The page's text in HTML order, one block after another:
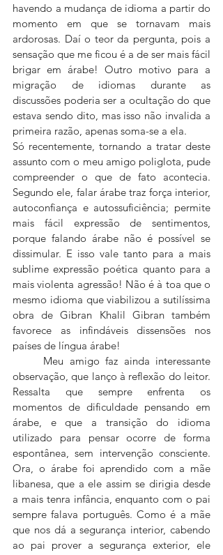
havendo a mudança de idioma a partir do
momento em que se tornavam mais
ardorosas. Daí o teor da pergunta, pois a
sensação que me ficou é a de ser mais fácil
brigar em árabe! Outro motivo para a
migração de idiomas durante as
discussões poderia ser a ocultação do que
estava sendo dito, mas isso não invalida a
primeira razão, apenas soma-se a ela.
Só recentemente, tornando a tratar deste
assunto com o meu amigo poliglota, pude
compreender o que de fato acontecia.
Segundo ele, falar árabe traz força interior,
autoconfiança e autossuficiência; permite
mais fácil expressão de sentimentos,
porque falando árabe não é possível se
dissimular. E isso vale tanto para a mais
sublime expressão poética quanto para a
mais violenta agressão! Não é à toa que o
mesmo idioma que viabilizou a sutilíssima
obra de Gibran Khalil Gibran também
favorece as infindáveis dissensões nos
países de língua árabe!
observação, que lanço à reflexão do leitor.
Ressalta que sempre enfrenta os
momentos de dificuldade pensando em
árabe, e que a transição do idioma
utilizado para pensar ocorre de forma
espontânea, sem intervenção consciente.
Ora, o árabe foi aprendido com a mãe
libanesa, que a ele assim se dirigia desde
a mais tenra infância, enquanto com o pai
sempre falava português. Como é a mãe
que nos dá a segurança interior, cabendo
ao pai prover a segurança exterior, ele